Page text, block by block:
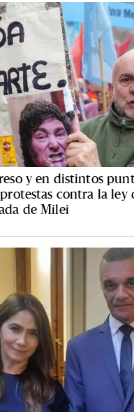
y en distintos
contra la ley
de Milei